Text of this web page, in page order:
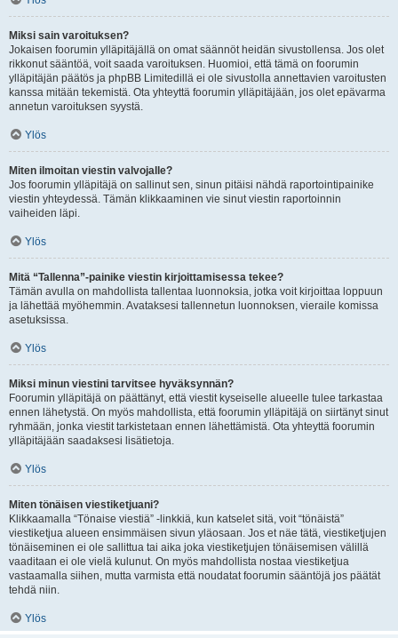
Miksi sain varoituksen?
Jokaisen foorumin ylläpitäjällä on omat säännöt heidän sivustollensa. Jos olet
rikkonut sääntöä, voit saada varoituksen. Huomioi, että tämä on foorumin
ylläpitäjän päätös ja phpBB Limitedillä ei ole sivustolla annettavien varoitusten
kanssa mitään tekemistä. Ota yhteyttä foorumin ylläpitäjään, jos olet epävarma
annetun varoituksen syystä.
Ylös
Miten ilmoitan viestin valvojalle?
Jos foorumin ylläpitäjä on sallinut sen, sinun pitäisi nähdä raportointipainike
viestin yhteydessä. Tämän klikkaaminen vie sinut viestin raportoinnin
vaiheiden läpi.
Ylös
Mitä “Tallenna”-painike viestin kirjoittamisessa tekee?
Tämän avulla on mahdollista tallentaa luonnoksia, jotka voit kirjoittaa loppuun
ja lähettää myöhemmin. Avataksesi tallennetun luonnoksen, vieraile komissa
asetuksissa.
Ylös
Miksi minun viestini tarvitsee hyväksynnän?
Foorumin ylläpitäjä on päättänyt, että viestit kyseiselle alueelle tulee tarkastaa
ennen lähetystä. On myös mahdollista, että foorumin ylläpitäjä on siirtänyt sinut
ryhmään, jonka viestit tarkistetaan ennen lähettämistä. Ota yhteyttä foorumin
ylläpitäjään saadaksesi lisätietoja.
Ylös
Miten tönäisen viestiketjuani?
Klikkaamalla “Tönaise viestiä” -linkkiä, kun katselet sitä, voit “tönäistä”
viestiketjua alueen ensimmäisen sivun yläosaan. Jos et näe tätä, viestiketjujen
tönäiseminen ei ole sallittua tai aika joka viestiketjujen tönäisemisen välillä
vaaditaan ei ole vielä kulunut. On myös mahdollista nostaa viestiketjua
vastaamalla siihen, mutta varmista että noudatat foorumin sääntöjä jos päätät
tehdä niin.
Ylös